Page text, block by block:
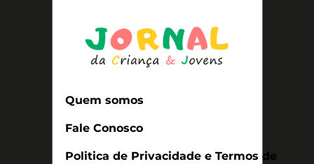
Quem somos
Fale Conosco
Politica de Privacidade e Termos de